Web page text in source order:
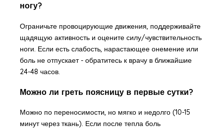
ногу?
Ограничьте провоцирующие движения, поддерживайте
щадящую активность и оцените силу/чувствительность
ноги. Если есть слабость, нарастающее онемение или
боль не отпускает - обратитесь к врачу в ближайшие
24-48 часов.
Можно ли греть поясницу в первые сутки?
Можно по переносимости, но мягко и недолго (10-15
минут через ткань). Если после тепла боль